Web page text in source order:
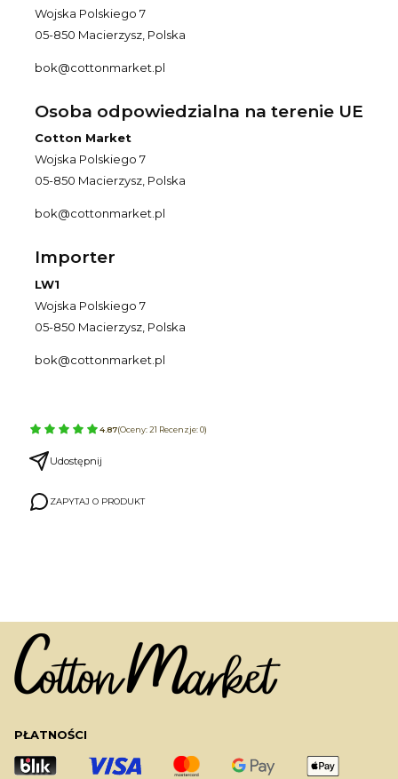
Wojska Polskiego 7
05-850 Macierzysz, Polska
bok@cottonmarket.pl
Osoba odpowiedzialna na terenie UE
Cotton Market
Wojska Polskiego 7
05-850 Macierzysz, Polska
bok@cottonmarket.pl
Importer
LW1
Wojska Polskiego 7
05-850 Macierzysz, Polska
bok@cottonmarket.pl
4.87(Oceny: 21 Recenzje: 0)
Udostępnij
ZAPYTAJ O PRODUKT
PŁATNOŚCI